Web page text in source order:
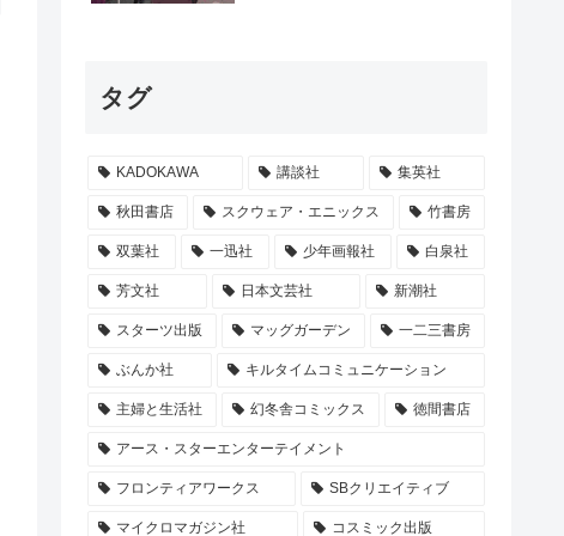
タグ
KADOKAWA 講談社 集英社
秋田書店 スクウェア・エニックス 竹書房
双葉社 一迅社 少年画報社 白泉社
芳文社 日本文芸社 新潮社
スターツ出版 マッグガーデン 一二三書房
ぶんか社 キルタイムコミュニケーション
主婦と生活社 幻冬舎コミックス 徳間書店
アース・スターエンターテイメント
フロンティアワークス SBクリエイティブ
マイクロマガジン社 コスミック出版